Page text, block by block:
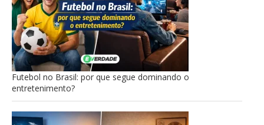
Futebol no Brasil: por que segue dominando o
entretenimento?